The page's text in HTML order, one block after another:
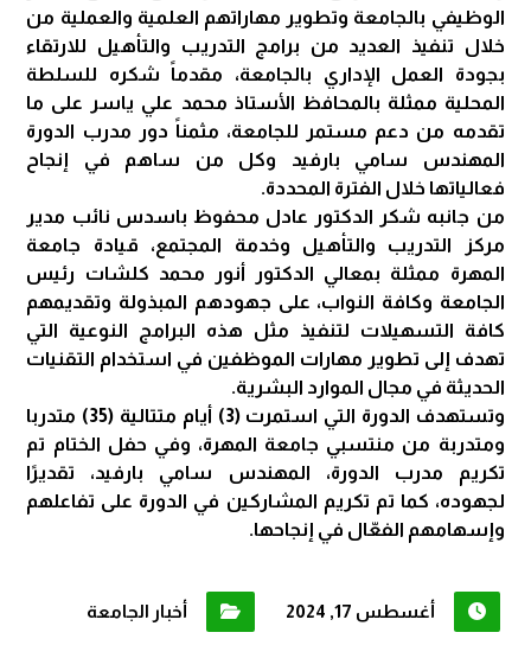
الوظيفي بالجامعة وتطوير مهاراتهم العلمية والعملية من
خلال تنفيذ العديد من برامج التدريب والتأهيل للارتقاء
بجودة العمل الإداري بالجامعة، مقدماً شكره للسلطة
المحلية ممثلة بالمحافظ الأستاذ محمد علي ياسر على ما
تقدمه من دعم مستمر للجامعة، مثمناً دور مدرب الدورة
المهندس سامي بارفيد وكل من ساهم في إنجاح
فعالياتها خلال الفترة المحددة.
من جانبه شكر الدكتور عادل محفوظ باسدس نائب مدير
مركز التدريب والتأهيل وخدمة المجتمع، قيادة جامعة
المهرة ممثلة بمعالي الدكتور أنور محمد كلشات رئيس
الجامعة وكافة النواب، على جهودهم المبذولة وتقديمهم
كافة التسهيلات لتنفيذ مثل هذه البرامج النوعية التي
تهدف إلى تطوير مهارات الموظفين في استخدام التقنيات
الحديثة في مجال الموارد البشرية.
وتستهدف الدورة التي استمرت (3) أيام متتالية (35) متدربا
ومتدربة من منتسبي جامعة المهرة، وفي حفل الختام تم
تكريم مدرب الدورة، المهندس سامي بارفيد، تقديرًا
لجهوده، كما تم تكريم المشاركين في الدورة على تفاعلهم
وإسهامهم الفعّال في إنجاحها.
أغسطس 17, 2024 أخبار الجامعة